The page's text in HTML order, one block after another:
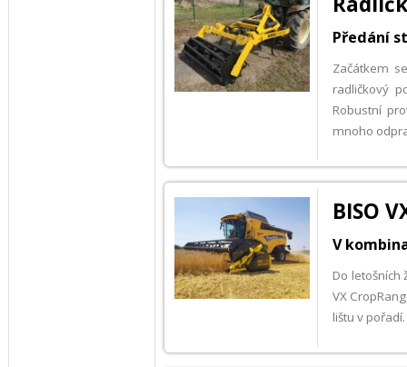
Předání
Začátkem
radličkový
Robustní
mnoho
BISO
V
Do letošních
VX
lištu v